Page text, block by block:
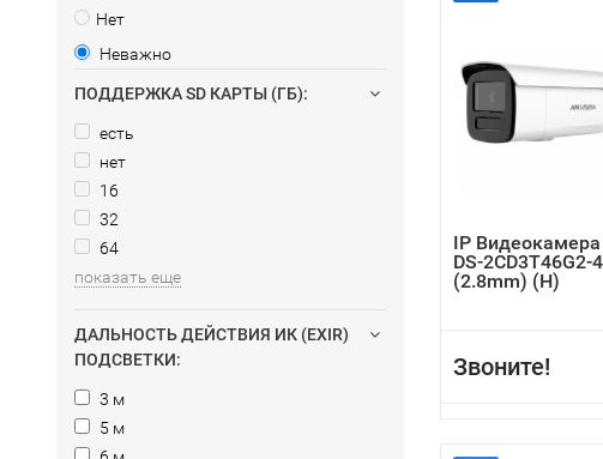
Нет
Неважно
ПОДДЕРЖКА SD КАРТЫ (ГБ):
есть
нет
16
32
64
показать еще
ДАЛЬНОСТЬ ДЕЙСТВИЯ ИК (EXIR)
ПОДСВЕТКИ:
3 м
5 м
IP
DS-2CD3T46G2-
(2.8mm) (H)
Звоните!